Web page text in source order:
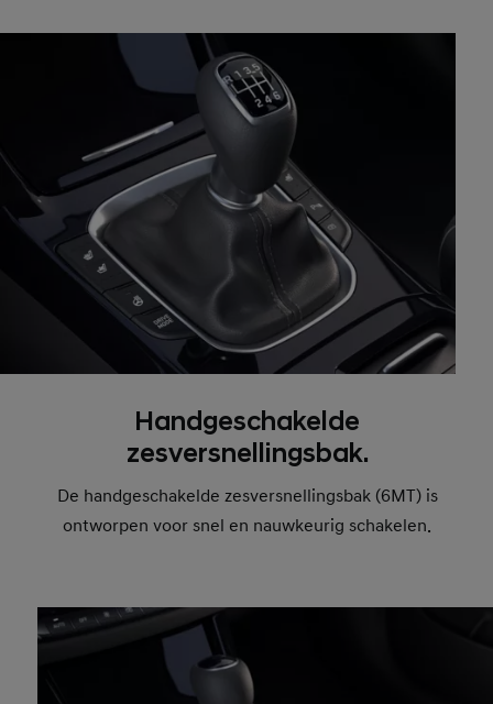
Handgeschakelde
zesversnellingsbak.
De handgeschakelde zesversnellingsbak (6MT) is
ontworpen voor snel en nauwkeurig schakelen.